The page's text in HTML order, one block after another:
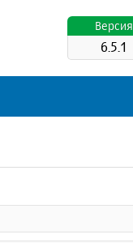
Версия
6.5.1